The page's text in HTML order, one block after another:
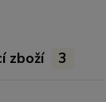
zboží 3